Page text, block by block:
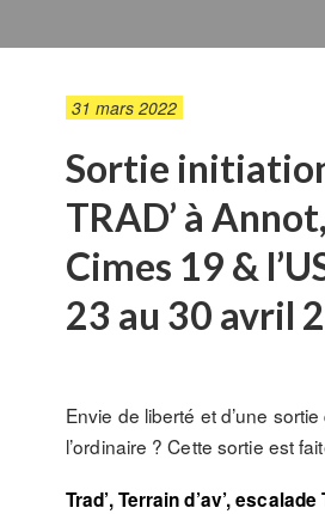
31 mars 2022
Sortie
TRAD’ à
Cimes 19 &
23 au 30 avril
Envie de liberté et d’une
l’ordinaire ? Cette sortie est
Trad’, Terrain d’av’,